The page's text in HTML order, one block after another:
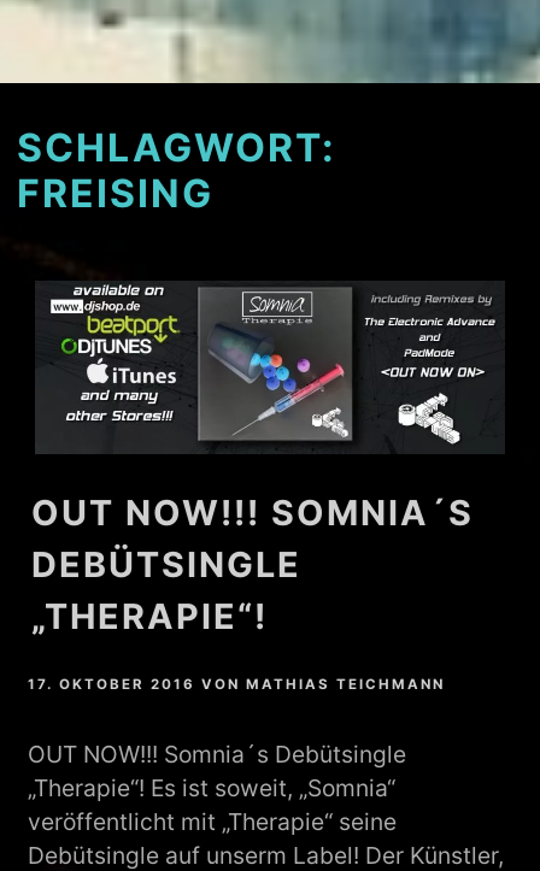
SCHLAGWORT:
FREISING
OUT NOW!!! SOMNIA´S
DEBÜTSINGLE
„THERAPIE“!
17. OKTOBER 2016 VONMATHIAS TEICHMANN
OUT NOW!!! Somnia´s Debütsingle
„Therapie“! Es ist soweit, „Somnia“
veröffentlicht mit „Therapie“ seine
Debütsingle auf unserm Label! Der Künstler,